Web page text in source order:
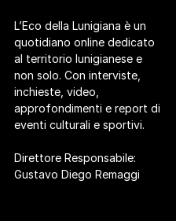
L’Eco della Lunigiana è un
quotidiano online dedicato
al territorio lunigianese e
non solo. Con interviste,
inchieste, video,
approfondimenti e report di
eventi culturali e sportivi.
Direttore Responsabile:
Gustavo Diego Remaggi